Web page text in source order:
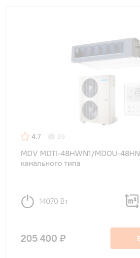
4.7 39
MDV MDTI-48HWN1/MDOU-
канального типа
14070 Вт
205 400 ₽